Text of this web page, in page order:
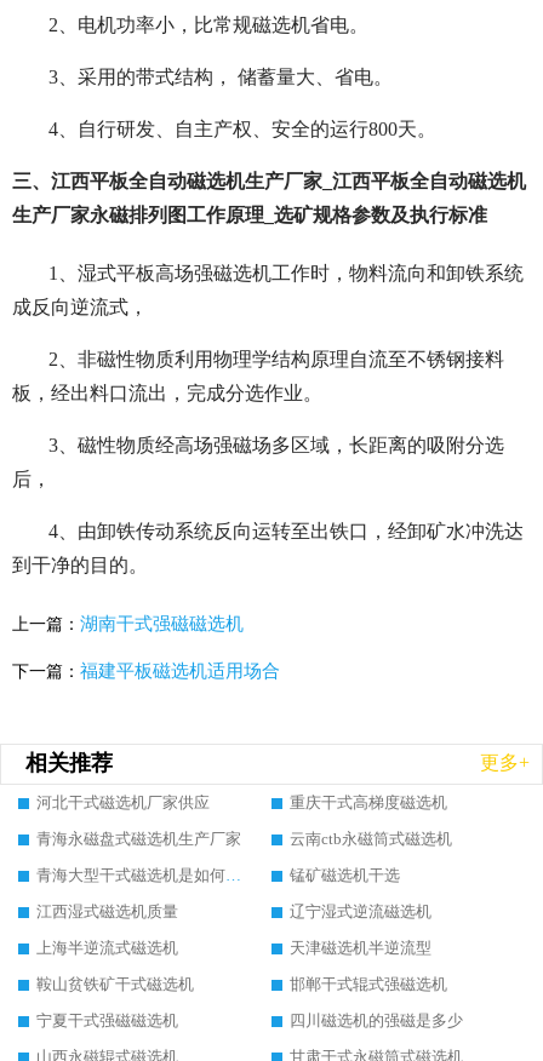
2、电机功率小，比常规磁选机省电。
3、采用的带式结构， 储蓄量大、省电。
4、自行研发、自主产权、安全的运行800天。
三、江西平板全自动磁选机生产厂家_江西平板全自动磁选机
生产厂家永磁排列图工作原理_选矿规格参数及执行标准
1、湿式平板高场强磁选机工作时，物料流向和卸铁系统
成反向逆流式，
2、非磁性物质利用物理学结构原理自流至不锈钢接料
板，经出料口流出，完成分选作业。
3、磁性物质经高场强磁场多区域，长距离的吸附分选
后，
4、由卸铁传动系统反向运转至出铁口，经卸矿水冲洗达
到干净的目的。
上一篇： 湖南干式强磁磁选机
下一篇： 福建平板磁选机适用场合
相关推荐 更多+
河北干式磁选机厂家供应
重庆干式高梯度磁选机
青海永磁盘式磁选机生产厂家
云南ctb永磁筒式磁选机
青海大型干式磁选机是如何选矿的
锰矿磁选机干选
江西湿式磁选机质量
辽宁湿式逆流磁选机
上海半逆流式磁选机
天津磁选机半逆流型
鞍山贫铁矿干式磁选机
邯郸干式辊式强磁选机
宁夏干式强磁磁选机
四川磁选机的强磁是多少
山西永磁辊式磁选机
甘肃干式永磁筒式磁选机